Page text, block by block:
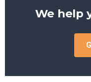
We help